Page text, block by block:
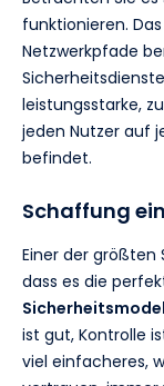
funktionieren.
Netzwerkpfade
leistungsstarke,
jeden Nutzer auf
befindet.
Schaffung
Einer der größten
dass es die
ist gut, Kontrolle
viel einfacheres,